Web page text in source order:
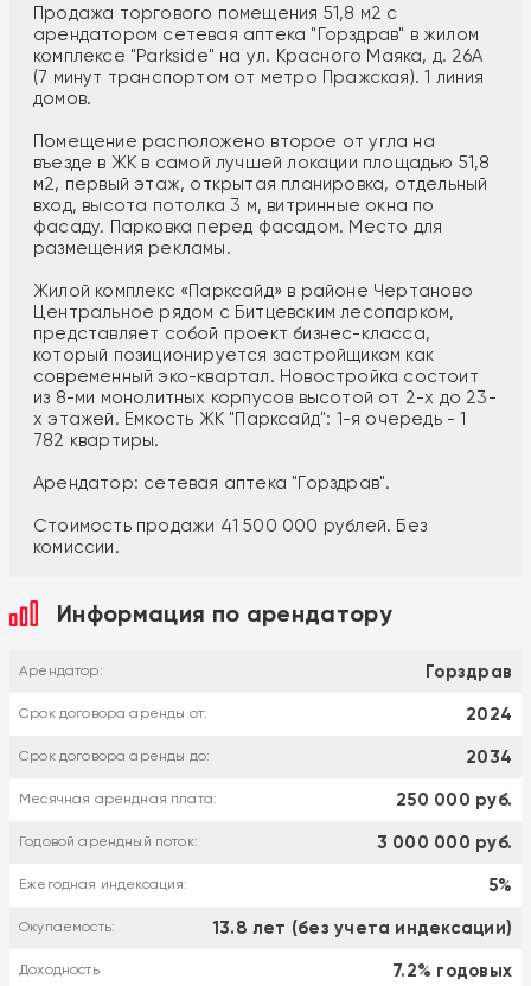
Продажа торгового помещения 51,8 м2 с
арендатором сетевая аптека "Горздрав" в жилом
комплексе "Parkside" на ул. Красного Маяка, д. 26А
(7 минут транспортом от метро Пражская). 1 линия
домов.
Помещение расположено второе от угла на
въезде в ЖК в самой лучшей локации площадью 51,8
м2, первый этаж, открытая планировка, отдельный
вход, высота потолка 3 м, витринные окна по
фасаду. Парковка перед фасадом. Место для
размещения рекламы.
Жилой комплекс «Парксайд» в районе Чертаново
Центральное рядом с Битцевским лесопарком,
представляет собой проект бизнес-класса,
который позиционируется застройщиком как
современный эко-квартал. Новостройка состоит
из 8-ми монолитных корпусов высотой от 2-х до 23-
х этажей. Емкость ЖК "Парксайд": 1-я очередь - 1
782 квартиры.
Арендатор: сетевая аптека "Горздрав".
Стоимость продажи 41 500 000 рублей. Без
комиссии.
Информация по арендатору
Арендатор: Горздрав
Срок договора аренды от: 2024
Срок договора аренды до: 2034
Месячная арендная плата: 250 000 руб.
Годовой арендный поток: 3 000 000 руб.
Ежегодная индексация: 5%
Окупаемость: 13.8 лет (без учета индексации)
Доходность 7.2% годовых